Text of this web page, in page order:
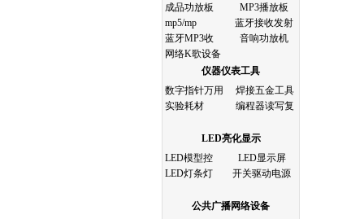
成品功放板
MP3播放板
mp5/mp
蓝牙接收发射
蓝牙MP3收
音响功放机
网络K歌设备
仪器仪表工具
数字指针万用
焊接五金工具
实验耗材
编程器读写复
LED亮化显示
LED模型控
LED显示屏
LED灯条灯
开关驱动电源
公共广播网络设备